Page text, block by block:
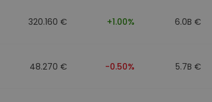
320.160 € +1.00% 6.0B €
48.270 € -0.50% 5.7B €